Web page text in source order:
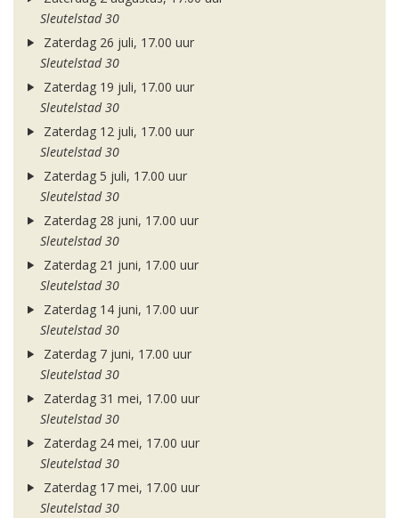
Sleutelstad 30
Zaterdag 26 juli, 17.00 uur
Sleutelstad 30
Zaterdag 19 juli, 17.00 uur
Sleutelstad 30
Zaterdag 12 juli, 17.00 uur
Sleutelstad 30
Zaterdag 5 juli, 17.00 uur
Sleutelstad 30
Zaterdag 28 juni, 17.00 uur
Sleutelstad 30
Zaterdag 21 juni, 17.00 uur
Sleutelstad 30
Zaterdag 14 juni, 17.00 uur
Sleutelstad 30
Zaterdag 7 juni, 17.00 uur
Sleutelstad 30
Zaterdag 31 mei, 17.00 uur
Sleutelstad 30
Zaterdag 24 mei, 17.00 uur
Sleutelstad 30
Zaterdag 17 mei, 17.00 uur
Sleutelstad 30